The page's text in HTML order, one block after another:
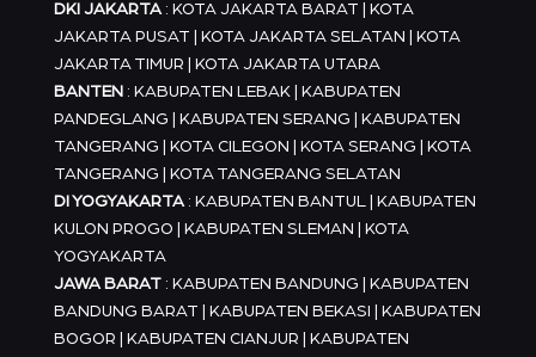
DKI JAKARTA: KOTA JAKARTA BARAT | KOTA
JAKARTA PUSAT | KOTA JAKARTA SELATAN | KOTA
JAKARTA TIMUR | KOTA JAKARTA UTARA
BANTEN : KABUPATEN LEBAK | KABUPATEN
PANDEGLANG | KABUPATEN SERANG | KABUPATEN
TANGERANG | KOTA CILEGON | KOTA SERANG | KOTA
TANGERANG | KOTA TANGERANG SELATAN
DI YOGYAKARTA: KABUPATEN BANTUL | KABUPATEN
KULON PROGO | KABUPATEN SLEMAN | KOTA
YOGYAKARTA
JAWA BARAT: KABUPATEN BANDUNG | KABUPATEN
BANDUNG BARAT | KABUPATEN BEKASI | KABUPATEN
BOGOR | KABUPATEN CIANJUR | KABUPATEN